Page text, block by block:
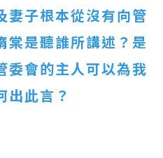
妻子根本從沒有向管
棠是聽誰所講述？是
委會的主人可以為我
出此言？